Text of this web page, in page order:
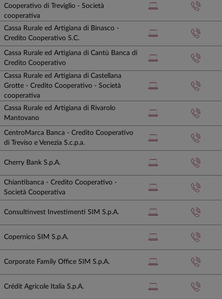
Cooperativo di Treviglio - Società
cooperativa
Cassa Rurale ed Artigiana di Binasco -
Credito Cooperativo S.C.
Cassa Rurale ed Artigiana di Cantù Banca di
Credito Cooperativo
Cassa Rurale ed Artigiana di Castellana
Grotte - Credito Cooperativo - Società
cooperativa
Cassa Rurale ed Artigiana di Rivarolo
Mantovano
CentroMarca Banca - Credito Cooperativo
di Treviso e Venezia S.c.p.a.
Cherry Bank S.p.A.
Chiantibanca - Credito Cooperativo -
Società Cooperativa
Consultinvest Investimenti SIM S.p.A.
Copernico SIM S.p.A.
Corporate Family Office SIM S.p.A.
Crédit Agricole Italia S.p.A.